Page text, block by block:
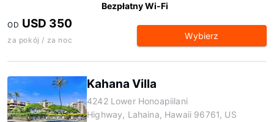
Bezpłatny Wi-Fi
OD USD 350
za pokój / za noc Wybierz
Kahana Villa
4242 Lower Honoapiilani
Highway, Lahaina, Hawaii 96761, US